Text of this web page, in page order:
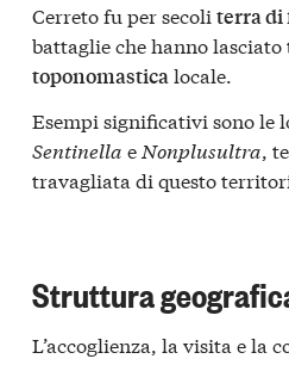
Cerreto fu per secoli terra
battaglie che hanno lasciato
toponomasticalocale.
Esempi significativi sono le
Sentinella e Nonplusultra,
travagliata di questo
Struttura
L’accoglienza, la visita e la